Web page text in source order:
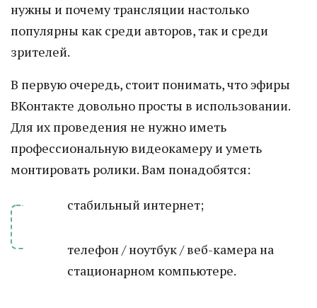
нужны и почему трансляции настолько
популярны как среди авторов, так и среди
зрителей.
В первую очередь, стоит понимать, что эфиры
ВКонтакте довольно просты в использовании.
Для их проведения не нужно иметь
профессиональную видеокамеру и уметь
монтировать ролики. Вам понадобятся:
стабильный интернет;
телефон / ноутбук / веб-камера на
стационарном компьютере.